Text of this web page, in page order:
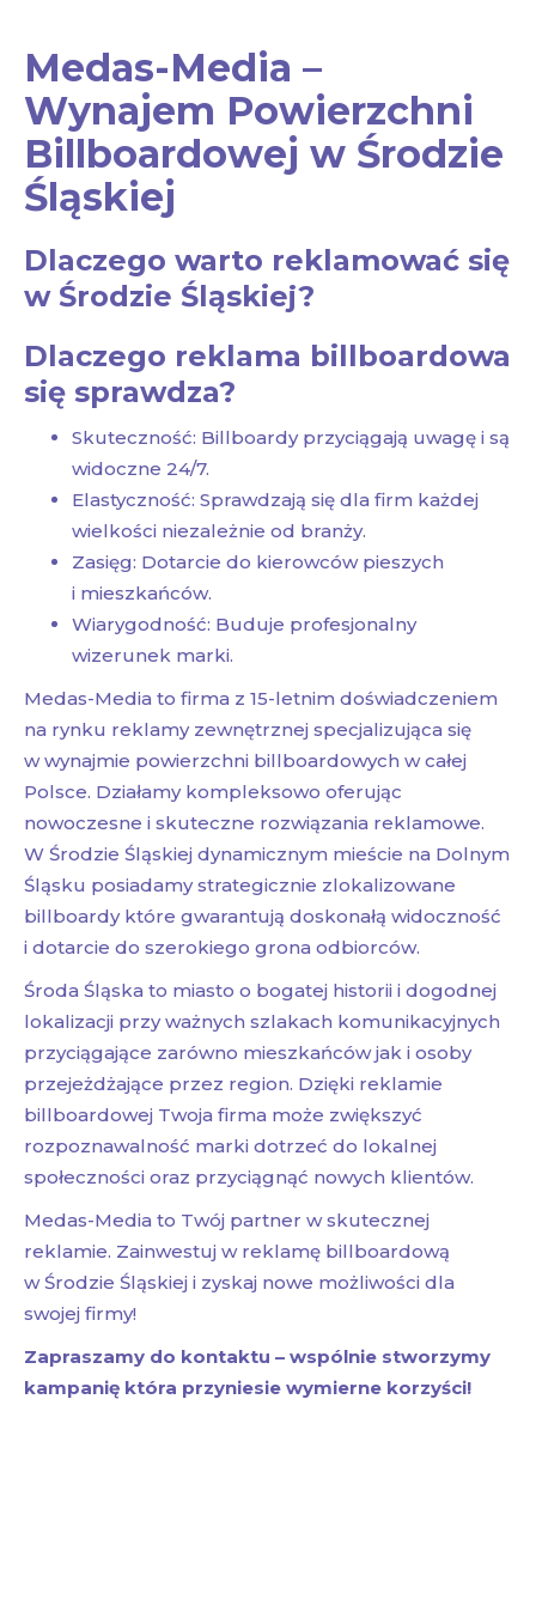
Medas-Media –
Wynajem Powierzchni
Billboardowej w Środzie
Śląskiej
Dlaczego warto reklamować się
w Środzie Śląskiej?
Dlaczego reklama billboardowa
się sprawdza?
Skuteczność: Billboardy przyciągają uwagę i są
widoczne 24/7.
Elastyczność: Sprawdzają się dla firm każdej
wielkości niezależnie od branży.
Zasięg: Dotarcie do kierowców pieszych
i mieszkańców.
Wiarygodność: Buduje profesjonalny
wizerunek marki.
Medas-Media to firma z 15-letnim doświadczeniem
na rynku reklamy zewnętrznej specjalizująca się
w wynajmie powierzchni billboardowych w całej
Polsce. Działamy kompleksowo oferując
nowoczesne i skuteczne rozwiązania reklamowe.
W Środzie Śląskiej dynamicznym mieście na Dolnym
Śląsku posiadamy strategicznie zlokalizowane
billboardy które gwarantują doskonałą widoczność
i dotarcie do szerokiego grona odbiorców.
Środa Śląska to miasto o bogatej historii i dogodnej
lokalizacji przy ważnych szlakach komunikacyjnych
przyciągające zarówno mieszkańców jak i osoby
przejeżdżające przez region. Dzięki reklamie
billboardowej Twoja firma może zwiększyć
rozpoznawalność marki dotrzeć do lokalnej
społeczności oraz przyciągnąć nowych klientów.
Medas-Media to Twój partner w skutecznej
reklamie. Zainwestuj w reklamę billboardową
w Środzie Śląskiej i zyskaj nowe możliwości dla
swojej firmy!
Zapraszamy do kontaktu – wspólnie stworzymy
kampanię która przyniesie wymierne korzyści!